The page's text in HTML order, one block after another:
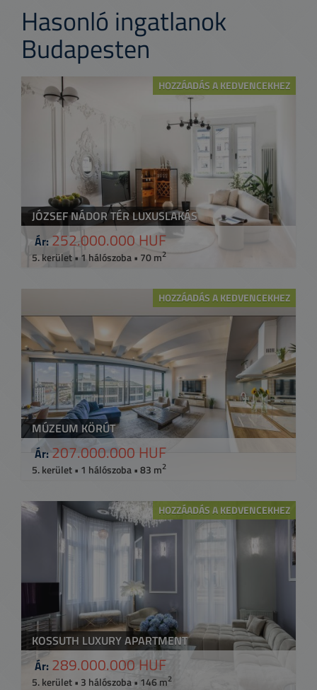
Hasonló ingatlanok
Budapesten
HOZZÁADÁS A KEDVENCEKHEZ
JÓZSEF NÁDOR TÉR LUXUSLAKÁS
Ár: 252.000.000 HUF
5. kerület • 1 hálószoba • 70 m2
HOZZÁADÁS A KEDVENCEKHEZ
MÚZEUM KÖRÚT
Ár: 207.000.000 HUF
5. kerület • 1 hálószoba • 83 m2
HOZZÁADÁS A KEDVENCEKHEZ
KOSSUTH LUXURY APARTMENT
Ár: 289.000.000 HUF
5. kerület • 3 hálószoba • 146 m2